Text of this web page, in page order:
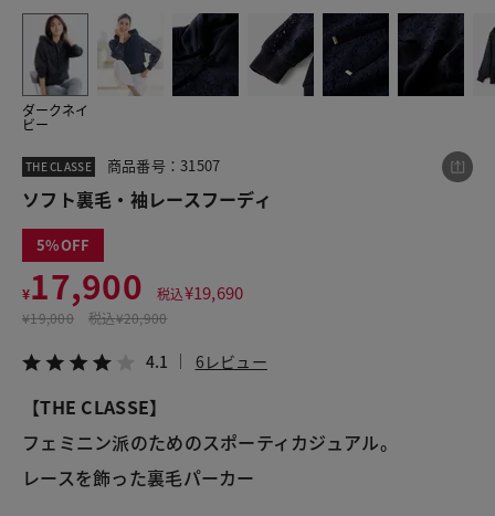
ダークネイ
ビー
THE CLASSE 商品番号：31507
ソフト裏毛・袖レースフーディ
5
¥17,900 税込¥19,690
¥19,000 税込¥20,900
4.1 6レビュー
【THE CLASSE】
フェミニン派のためのスポーティカジュアル。
レースを飾った裏毛パーカー
この商品をシェアする
¥17,900
税込¥19,690
LINE メール